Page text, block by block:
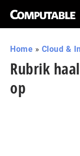
Home » Cloud &
Rubrik
op